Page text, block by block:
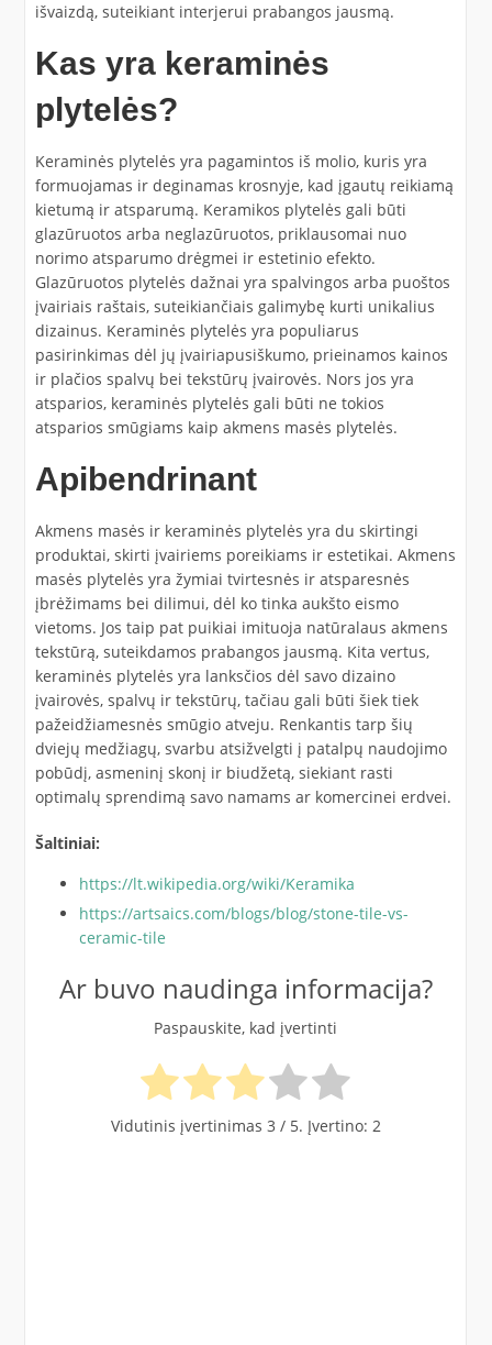
išvaizdą, suteikiant interjerui prabangos jausmą.
Kas yra keraminės
plytelės?
Keraminės plytelės yra pagamintos iš molio, kuris yra
formuojamas ir deginamas krosnyje, kad įgautų reikiamą
kietumą ir atsparumą. Keramikos plytelės gali būti
glazūruotos arba neglazūruotos, priklausomai nuo
norimo atsparumo drėgmei ir estetinio efekto.
Glazūruotos plytelės dažnai yra spalvingos arba puoštos
įvairiais raštais, suteikiančiais galimybę kurti unikalius
dizainus. Keraminės plytelės yra populiarus
pasirinkimas dėl jų įvairiapusiškumo, prieinamos kainos
ir plačios spalvų bei tekstūrų įvairovės. Nors jos yra
atsparios, keraminės plytelės gali būti ne tokios
atsparios smūgiams kaip akmens masės plytelės.
Apibendrinant
Akmens masės ir keraminės plytelės yra du skirtingi
produktai, skirti įvairiems poreikiams ir estetikai. Akmens
masės plytelės yra žymiai tvirtesnės ir atsparesnės
įbrėžimams bei dilimui, dėl ko tinka aukšto eismo
vietoms. Jos taip pat puikiai imituoja natūralaus akmens
tekstūrą, suteikdamos prabangos jausmą. Kita vertus,
keraminės plytelės yra lanksčios dėl savo dizaino
įvairovės, spalvų ir tekstūrų, tačiau gali būti šiek tiek
pažeidžiamesnės smūgio atveju. Renkantis tarp šių
dviejų medžiagų, svarbu atsižvelgti į patalpų naudojimo
pobūdį, asmeninį skonį ir biudžetą, siekiant rasti
optimalų sprendimą savo namams ar komercinei erdvei.
Šaltiniai:
https://lt.wikipedia.org/wiki/Keramika
https://artsaics.com/blogs/blog/stone-tile-vs-
ceramic-tile
Ar buvo naudinga informacija?
Paspauskite, kad įvertinti
Vidutinis įvertinimas 3 / 5. Įvertino: 2